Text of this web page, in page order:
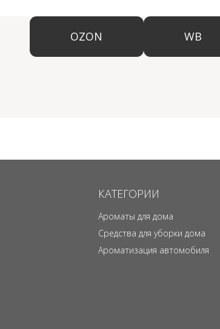
КАТЕГОРИИ
Ароматы для дома
Ароматизация автомобиля
Средства для уборки дома